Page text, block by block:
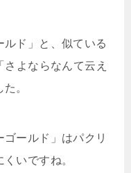
ルド」と、似ている
さよならなんて云え
。
ールド」はパクリ
いですね。